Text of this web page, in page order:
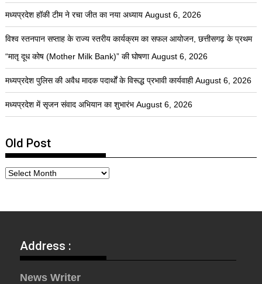
मध्यप्रदेश हॉकी टीम ने रचा जीत का नया अध्याय August 6, 2026
विश्व स्तनपान सप्ताह के राज्य स्तरीय कार्यक्रम का सफल आयोजन, छत्तीसगढ़ के प्रथम
“मातृ दूध कोष (Mother Milk Bank)” की घोषणा August 6, 2026
मध्यप्रदेश पुलिस की अवैध मादक पदार्थों के विरूद्ध प्रभावी कार्यवाही August 6, 2026
मध्यप्रदेश में सृजन संवाद अभियान का शुभारंभ August 6, 2026
Old Post
Address :
News Writer